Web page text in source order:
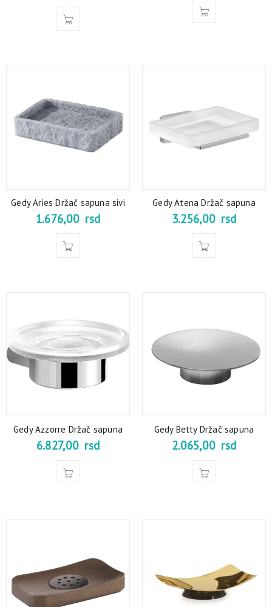
Gedy Aries Držač sapuna sivi
1.676,00 rsd
Gedy Atena Držač sapuna
3.256,00 rsd
Gedy Azzorre Držač sapuna
6.827,00 rsd
Gedy Betty Držač sapuna
2.065,00 rsd